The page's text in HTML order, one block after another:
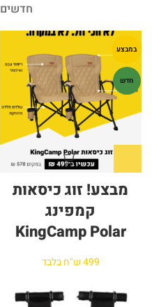
חדשים
במבצע
חדש
מבצע! זוג כיסאות
קמפינג
KingCamp Polar
499 ש"ח בלבד